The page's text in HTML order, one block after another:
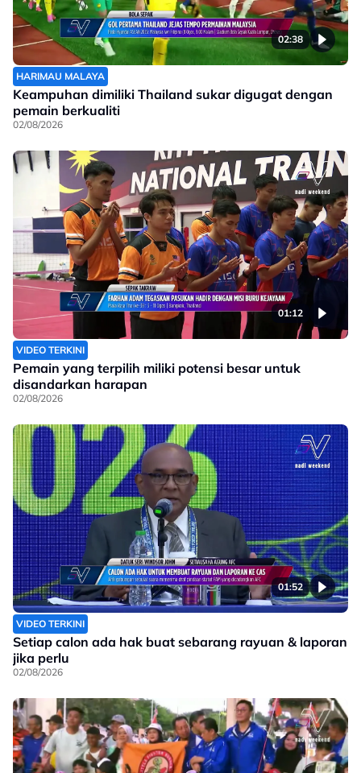
02:38
HARIMAU MALAYA
Keampuhan dimiliki Thailand sukar digugat dengan
pemain berkualiti
02/08/2026
01:12
VIDEO TERKINI
Pemain yang terpilih miliki potensi besar untuk
disandarkan harapan
02/08/2026
01:52
VIDEO TERKINI
Setiap calon ada hak buat sebarang rayuan & laporan
jika perlu
02/08/2026